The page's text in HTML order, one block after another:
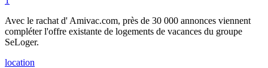
Avec le rachat d' Amivac.com, près de 30 000 annonces viennent
compléter l'offre existante de logements de vacances du groupe
SeLoger.
location